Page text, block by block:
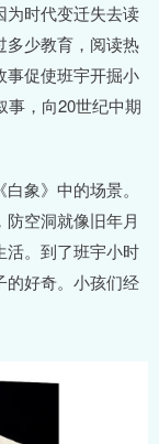
为时代变迁失去读
多少教育，阅读热
事促使班宇开掘小
事，向20世纪中期
象》中的场景。
空洞就像旧年月
活。到了班宇小时
的好奇。小孩们经